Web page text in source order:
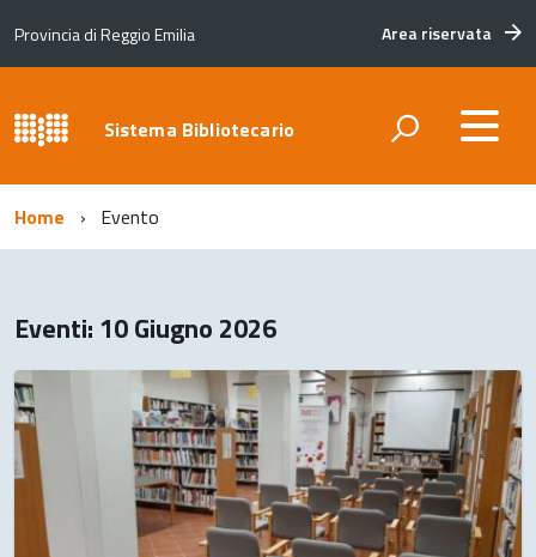
Provincia di Reggio Emilia Area riservata
Sistema Bibliotecario
Home Evento
Eventi: 10 Giugno 2026